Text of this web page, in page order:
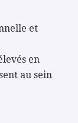
et
en
au sein